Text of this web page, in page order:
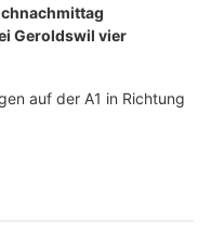
Geroldswil vier
auf der A1 in Richtung